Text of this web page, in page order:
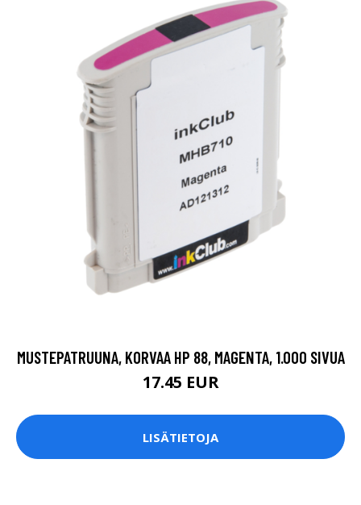
MUSTEPATRUUNA, KORVAA HP 88, MAGENTA, 1.000 SIVUA
17.45 EUR
LISÄTIETOJA